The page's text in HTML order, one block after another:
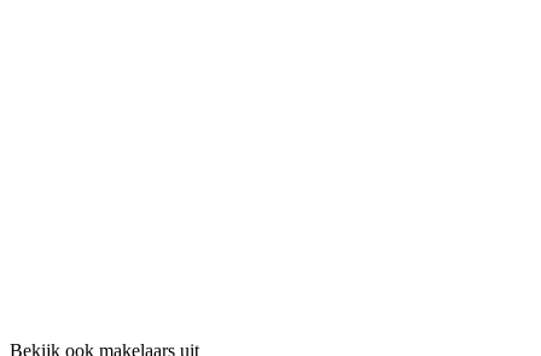
Bekijk ook makelaars uit